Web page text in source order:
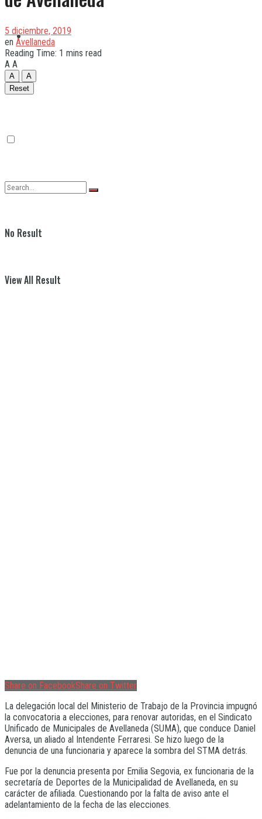
Quilmes
Varela
No Result
View All Result
5 diciembre, 2019
en Avellaneda
Reading Time: 1 mins read
A A
A
A
Reset
Share on FacebookShare on Twitter
La delegación local del Ministerio de Trabajo de la Provincia impugnó
la convocatoria a elecciones, para renovar autoridas, en el Sindicato
Unificado de Municipales de Avellaneda (SUMA), que conduce Daniel
Aversa, un aliado al Intendente Ferraresi. Se hizo luego de la
denuncia de una funcionaria y aparece la sombra del STMA detrás.
Fue por la denuncia presenta por Emilia Segovia, ex funcionaria de la
secretaría de Deportes de la Municipalidad de Avellaneda, en su
carácter de afiliada. Cuestionando por la falta de aviso ante el
adelantamiento de la fecha de las elecciones.